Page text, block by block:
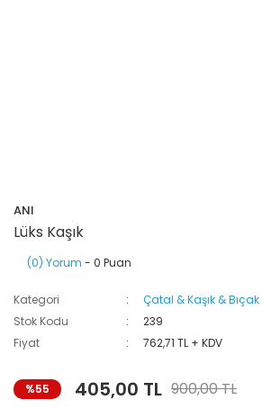
ANI
Lüks Kaşık
(0) Yorum - 0 Puan
Kategori
Çatal & Kaşık & Bıçak
Stok Kodu
239
Fiyat
762,71 TL + KDV
%55 405,00 TL 900,00 TL